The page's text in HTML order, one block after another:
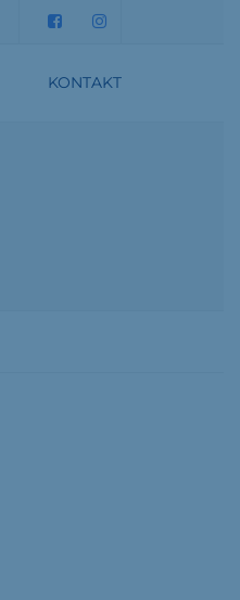
Submit
KONTAKT